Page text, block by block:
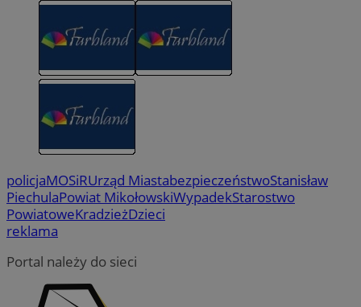
policjaMOSiRUrząd MiastabezpieczeństwoStanisław
PiechulaPowiat MikołowskiWypadekStarostwo
PowiatoweKradzieżDzieci
reklama
Portal należy do sieci